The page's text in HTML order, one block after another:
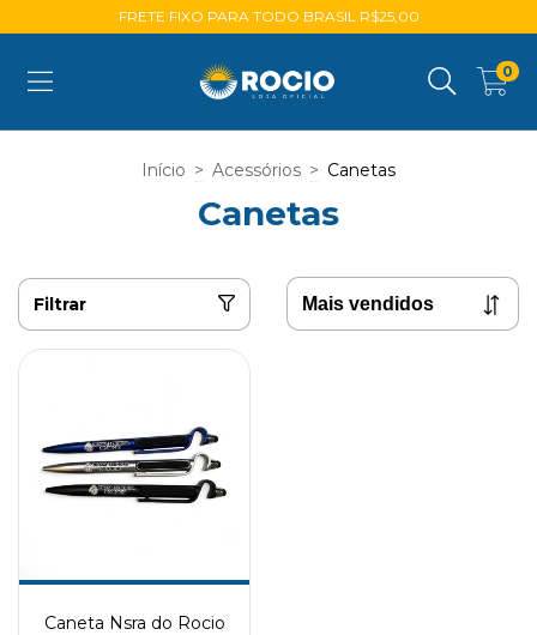
FRETE FIXO PARA TODO BRASIL R$25,00
0
Início > Acessórios > Canetas
Canetas
Filtrar
Caneta Nsra do Rocio